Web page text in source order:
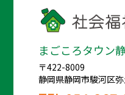
まごころタウン
〒422-8009
静岡県静岡市駿河区